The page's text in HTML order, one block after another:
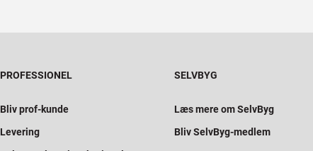
PROFESSIONEL
Bliv prof-kunde
Levering
SELVBYG
Læs mere om SelvByg
Bliv SelvByg-medlem